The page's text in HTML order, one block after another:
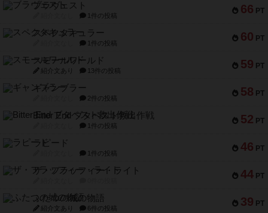
66 PT
ブラヴェスト
1件の投稿
60 PT
スペクタキュラー
1件の投稿
59 PT
スモールワールド
紹介文あり 13件の投稿
58 PT
ギャンブラー
2件の投稿
52 PT
Bitter End ブタペスト救出作戦
1件の投稿
46 PT
ラピード
1件の投稿
44 PT
ザ・フラッフィー・ライト
39 PT
ふたつの城の物語
紹介文あり 6件の投稿